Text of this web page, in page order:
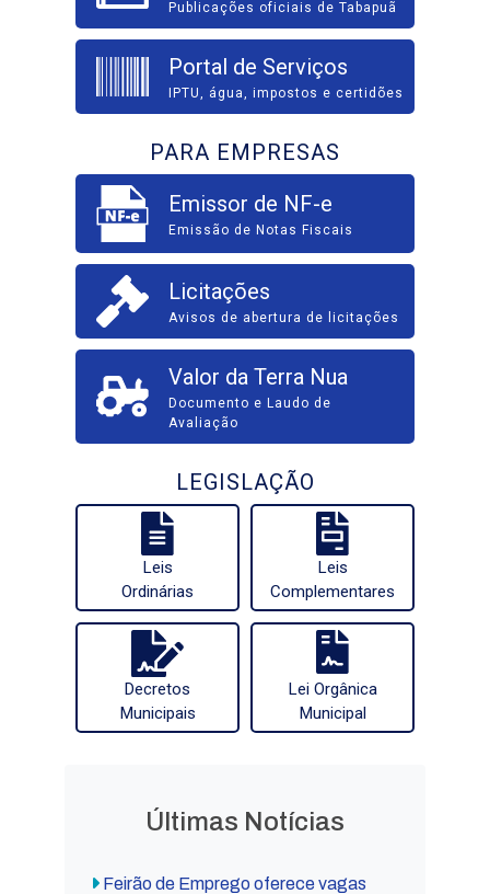
Publicações oficiais de Tabapuã
Portal de Serviços
IPTU, água, impostos e certidões
PARA EMPRESAS
Emissor de NF-e
Emissão de Notas Fiscais
Licitações
Avisos de abertura de licitações
Valor da Terra Nua
Documento e Laudo de
Avaliação
LEGISLAÇÃO
Leis
Ordinárias
Leis
Complementares
Decretos
Municipais
Lei Orgânica
Municipal
Últimas Notícias
Feirão de Emprego oferece vagas